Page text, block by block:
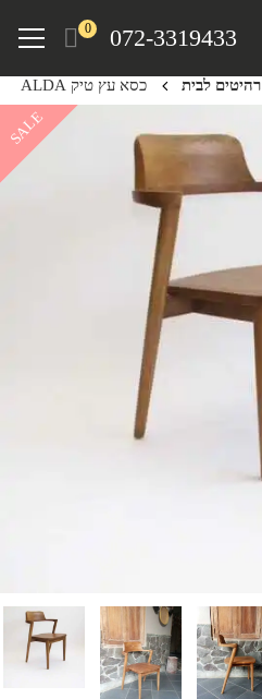
072-3319433
0
Menu
רהיטים לבית כסא עץ טיק ALDA
SALE